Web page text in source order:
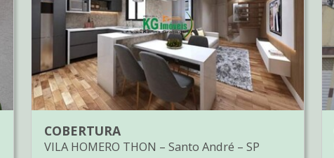
COBERTURA
VILA HOMERO THON – Santo André – SP